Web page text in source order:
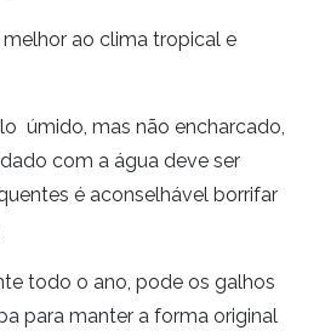
ao clima tropical e
úmido, mas não encharcado,
com a água deve ser
é aconselhável borrifar
todo o ano, pode os galhos
para manter a forma original